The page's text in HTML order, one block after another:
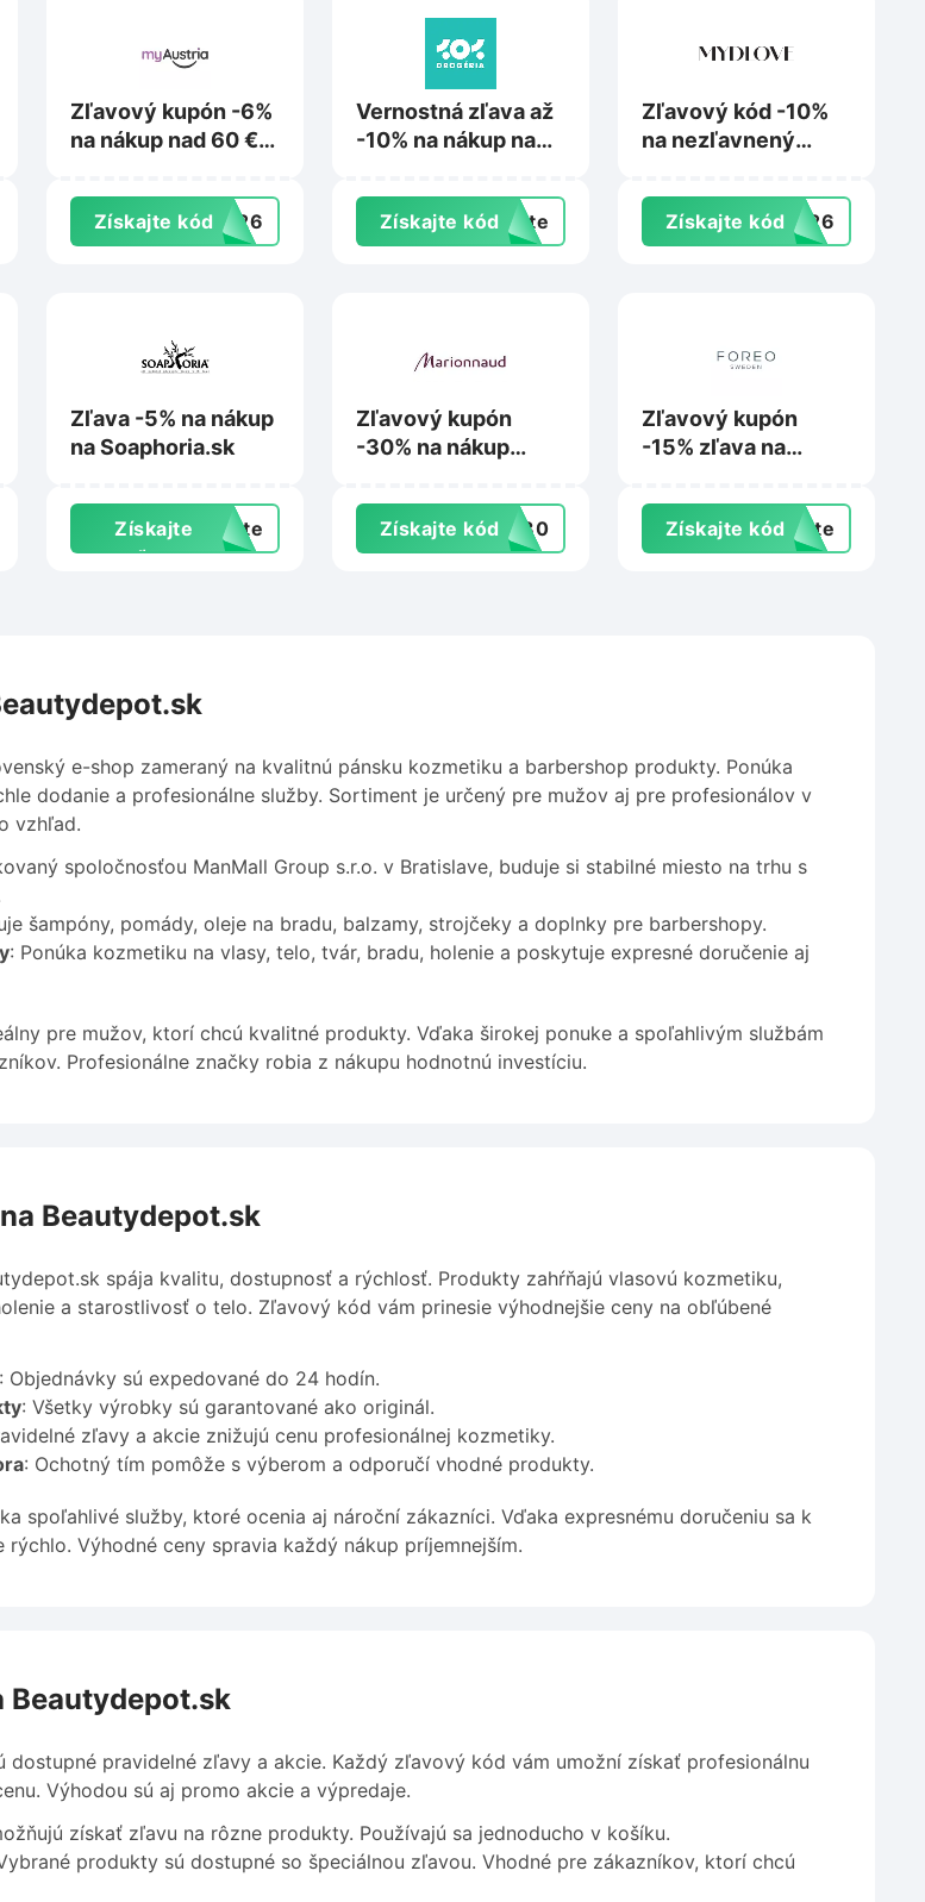
Zľavový kupón -6%
na nákup nad 60 €
Získajte kód3426
Vernostná zľava až
-10% na nákup na
Získajte kód exte
Zľavový kód -10%
na nezľavnený
Mydlove.com
Získajte kódVE26
Zľava -5% na nákup
na Soaphoria.sk
Získajte
zľavu
exte
Zľavový kupón
-30% na nákup
produktov na
Marionnaud.sk
Získajte kódVE30
Zľavový kupón
-15% zľava na
Získajte kód exte
e-shop zameraný na kvalitnú pánsku kozmetiku a barbershop produkty. Ponúka
dodanie a profesionálne služby. Sortiment je určený pre mužov aj pre profesionálov v
vzhľad.
spoločnosťou ManMall Group s.r.o. v Bratislave, buduje si stabilné miesto na trhu s
šampóny, pomády, oleje na bradu, balzamy, strojčeky a doplnky pre barbershopy.
: Ponúka kozmetiku na vlasy, telo, tvár, bradu, holenie a poskytuje expresné doručenie aj
pre mužov, ktorí chcú kvalitné produkty. Vďaka širokej ponuke a spoľahlivým službám
Profesionálne značky robia z nákupu hodnotnú investíciu.
Beautydepot.sk
spája kvalitu, dostupnosť a rýchlosť. Produkty zahŕňajú vlasovú kozmetiku,
a starostlivosť o telo. Zľavový kód vám prinesie výhodnejšie ceny na obľúbené
: Objednávky sú expedované do 24 hodín.
: Všetky výrobky sú garantované ako originál.
zľavy a akcie znižujú cenu profesionálnej kozmetiky.
: Ochotný tím pomôže s výberom a odporučí vhodné produkty.
spoľahlivé služby, ktoré ocenia aj nároční zákazníci. Vďaka expresnému doručeniu sa k
Výhodné ceny spravia každý nákup príjemnejším.
Beautydepot.sk
dostupné pravidelné zľavy a akcie. Každý zľavový kód vám umožní získať profesionálnu
Výhodou sú aj promo akcie a výpredaje.
získať zľavu na rôzne produkty. Používajú sa jednoducho v košíku.
produkty sú dostupné so špeciálnou zľavou. Vhodné pre zákazníkov, ktorí chcú